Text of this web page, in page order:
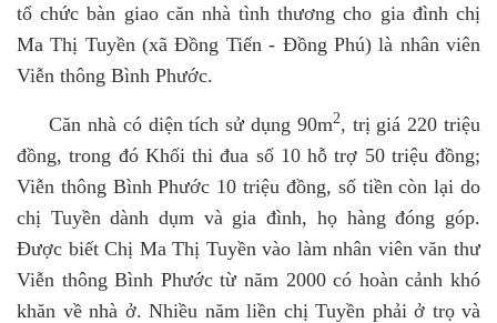
tổ chức bàn giao căn nhà tình thương cho gia đình chị
Ma Thị Tuyền (xã Đồng Tiến - Đồng Phú) là nhân viên
Viễn thông Bình Phước.
Căn nhà có diện tích sử dụng 90m2, trị giá 220 triệu
đồng, trong đó Khối thi đua số 10 hỗ trợ 50 triệu đồng;
Viễn thông Bình Phước 10 triệu đồng, số tiền còn lại do
chị Tuyền dành dụm và gia đình, họ hàng đóng góp.
Được biết Chị Ma Thị Tuyền vào làm nhân viên văn thư
Viễn thông Bình Phước từ năm 2000 có hoàn cảnh khó
khăn về nhà ở. Nhiều năm liền chị Tuyền phải ở trọ và